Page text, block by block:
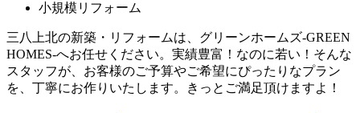
小規模リフォーム
三八上北の新築・リフォームは、グリーンホームズ‐GREEN
HOMES‐へお任せください。実績豊富！なのに若い！そんな
スタッフが、お客様のご予算やご希望にぴったりなプラン
を、丁寧にお作りいたします。きっとご満足頂けますよ！